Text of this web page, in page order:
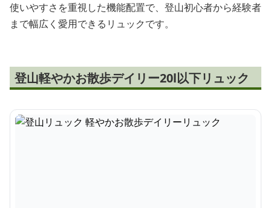
使いやすさを重視した機能配置で、登山初心者から経験者
まで幅広く愛用できるリュックです。
登山軽やかお散歩デイリー20l以下リュック